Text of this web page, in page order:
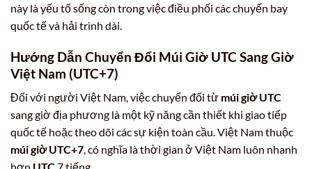
này là yếu tố sống còn trong việc điều phối các chuyến bay
quốc tế và hải trình dài.
Hướng Dẫn Chuyển Đổi Múi Giờ UTC Sang Giờ
Việt Nam (UTC+7)
Đối với người Việt Nam, việc chuyển đổi từ múi giờ UTC
sang giờ địa phương là một kỹ năng cần thiết khi giao tiếp
quốc tế hoặc theo dõi các sự kiện toàn cầu. Việt Nam thuộc
múi giờ UTC+7, có nghĩa là thời gian ở Việt Nam luôn nhanh